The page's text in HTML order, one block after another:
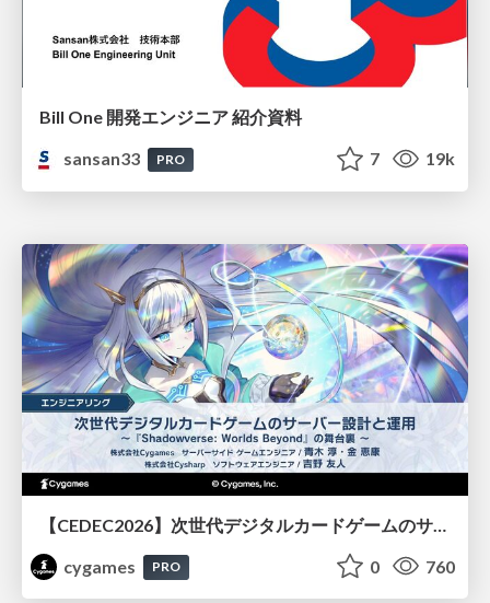
Bill One 開発エンジニア 紹介資料
sansan33
PRO 7 19k
cygames
PRO 0 760